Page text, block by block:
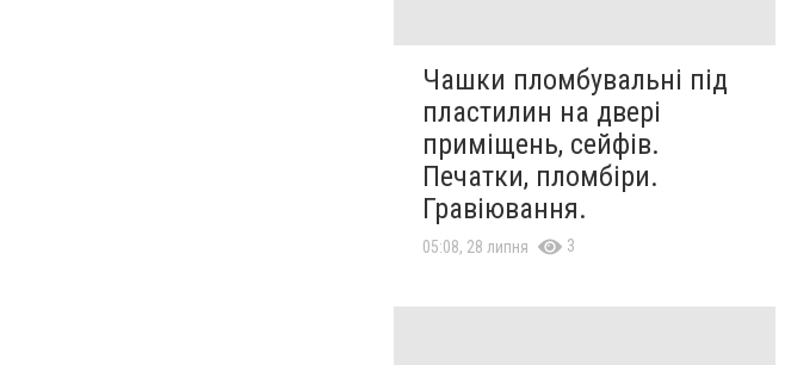
Чашки пломбувальні під
пластилин на двері
приміщень, сейфів.
Печатки, пломбіри.
Гравіювання.
05:08, 28 липня 3